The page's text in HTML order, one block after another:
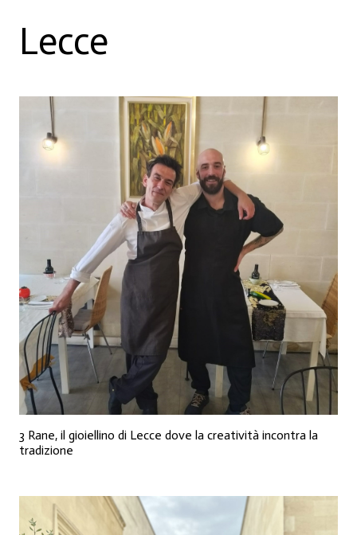
Lecce
3 Rane, il gioiellino di Lecce dove la creatività incontra la
tradizione